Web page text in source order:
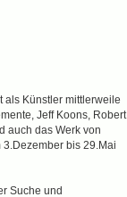
als Künstler mittlerweile
Jeff Koons, Robert
auch das Werk von
bis 29.Mai
Suche und